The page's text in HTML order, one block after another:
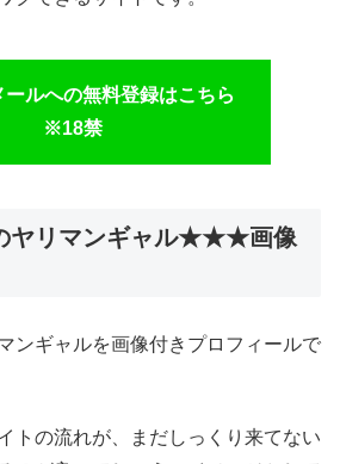
ールへの無料登録はこちら
※18禁
ヤリマンギャル★★★画像
ンギャルを画像付きプロフィールで
トの流れが、まだしっくり来てない